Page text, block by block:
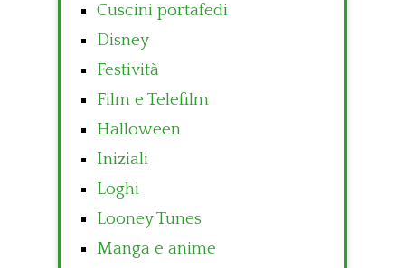
Cuscini portafedi
Disney
Festività
Film e Telefilm
Halloween
Iniziali
Loghi
Looney Tunes
Manga e anime